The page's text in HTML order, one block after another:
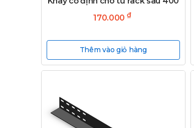
170.000 ₫
Thêm vào giỏ hàng